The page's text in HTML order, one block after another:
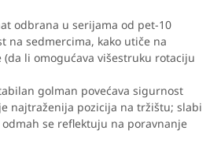
odbrana u serijama od pet-10
na sedmercima, kako utiče na
li omogućava višestruku rotaciju
golman povećava sigurnost
najtraženija pozicija na tržištu; slabi
se reflektuju na poravnanje